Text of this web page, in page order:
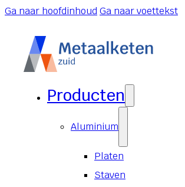
Ga naar hoofdinhoudGa naar voettekst
Producten
Aluminium
Platen
Staven